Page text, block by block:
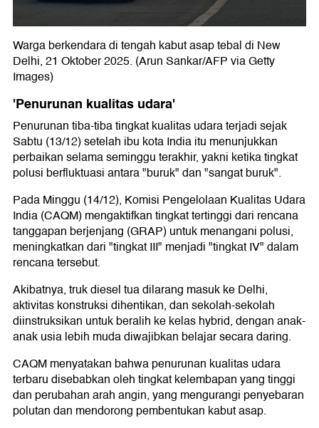
Warga berkendara di tengah kabut asap tebal di New
Delhi, 21 Oktober 2025. (Arun Sankar/AFP via Getty
Images)
'Penurunan kualitas udara'
Penurunan tiba-tiba tingkat kualitas udara terjadi sejak
Sabtu (13/12) setelah ibu kota India itu menunjukkan
perbaikan selama seminggu terakhir, yakni ketika tingkat
polusi berfluktuasi antara "buruk" dan "sangat buruk".
Pada Minggu (14/12), Komisi Pengelolaan Kualitas Udara
India (CAQM) mengaktifkan tingkat tertinggi dari rencana
tanggapan berjenjang (GRAP) untuk menangani polusi,
meningkatkan dari "tingkat III" menjadi "tingkat IV" dalam
rencana tersebut.
Akibatnya, truk diesel tua dilarang masuk ke Delhi,
aktivitas konstruksi dihentikan, dan sekolah-sekolah
diinstruksikan untuk beralih ke kelas hybrid, dengan anak-
anak usia lebih muda diwajibkan belajar secara daring.
CAQM menyatakan bahwa penurunan kualitas udara
terbaru disebabkan oleh tingkat kelembapan yang tinggi
dan perubahan arah angin, yang mengurangi penyebaran
polutan dan mendorong pembentukan kabut asap.